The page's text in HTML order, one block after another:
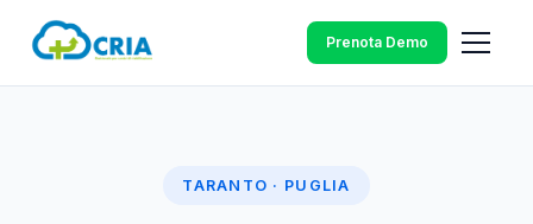
Prenota Demo
TARANTO · PUGLIA